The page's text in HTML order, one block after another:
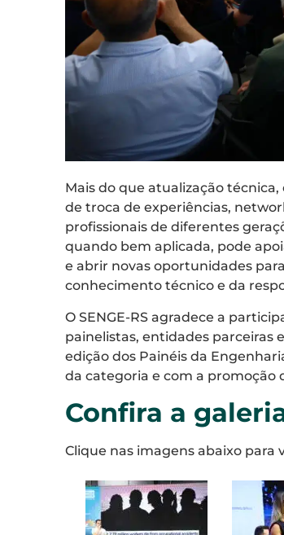
Mais do que atualização
de troca de experiências,
profissionais de diferentes
quando bem aplicada, pode
e abrir novas oportunidades
conhecimento técnico e da
O SENGE-RS agradece a
painelistas, entidades parceiras
edição dos Painéis da
da categoria e com a promoção
Confira a
Clique nas imagens abaixo para